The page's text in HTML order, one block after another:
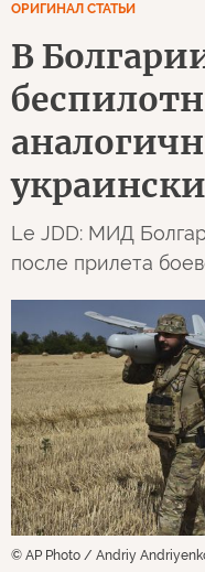
ОРИГИНАЛ СТАТЬИ
В
Le JDD: МИД
после прилета
© AP Photo / Andriy